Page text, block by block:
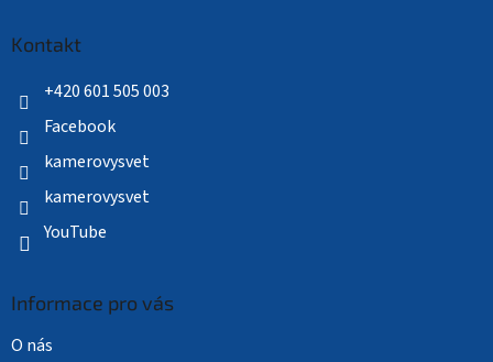
Kontakt
+420 601 505 003
Facebook
kamerovysvet
kamerovysvet
YouTube
Informace pro vás
O nás